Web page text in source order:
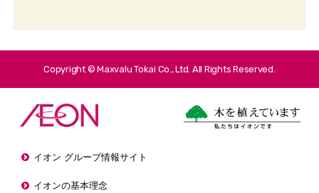
Copyright © Maxvalu Tokai Co., Ltd. All Rights Reserved.
イオン グループ情報サイト
イオンの基本理念